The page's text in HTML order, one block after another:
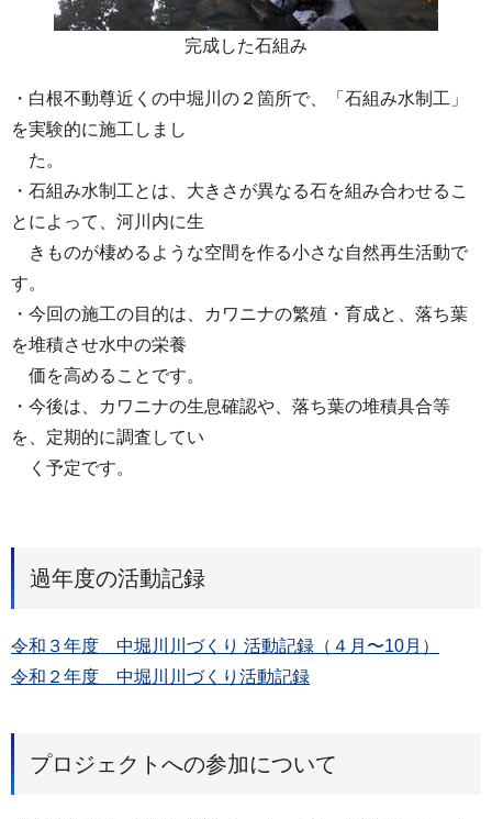
完成した石組み
・白根不動尊近くの中堀川の２箇所で、「石組み水制工」
を実験的に施工しまし
た。
・石組み水制工とは、大きさが異なる石を組み合わせるこ
とによって、河川内に生
きものが棲めるような空間を作る小さな自然再生活動で
す。
・今回の施工の目的は、カワニナの繁殖・育成と、落ち葉
を堆積させ水中の栄養
価を高めることです。
・今後は、カワニナの生息確認や、落ち葉の堆積具合等
を、定期的に調査してい
く予定です。
過年度の活動記録
令和３年度 中堀川川づくり 活動記録（４⽉〜10⽉）
令和２年度 中堀川川づくり活動記録
プロジェクトへの参加について